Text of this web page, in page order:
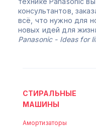
консультантов,
всё, что нужно для
новых идей для
Panasonic - Ideas for
СТИРАЛЬНЫЕ
МАШИНЫ
Амортизаторы